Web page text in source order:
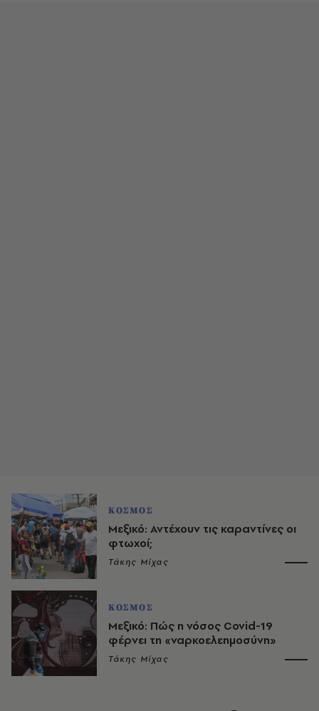
ΚΟΣΜΟΣ
Μεξικό: Αντέχουν τις καραντίνες οι
φτωχοί;
Τάκης Μίχας
ΚΟΣΜΟΣ
Μεξικό: Πώς η νόσος Covid-19
φέρνει τη «ναρκοελεημοσύνη»
Τάκης Μίχας